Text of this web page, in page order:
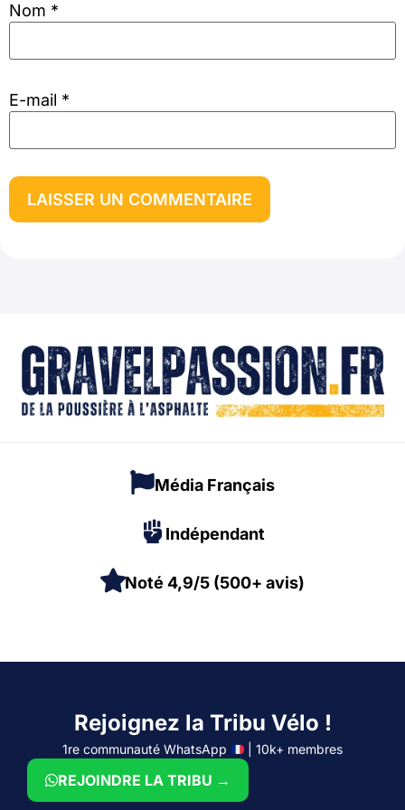
Nom *
E-mail *
Média Français
Indépendant
Noté 4,9/5 (500+ avis)
Rejoignez la Tribu Vélo !
1re communauté WhatsApp | 10k+ membres
REJOINDRE LA TRIBU →